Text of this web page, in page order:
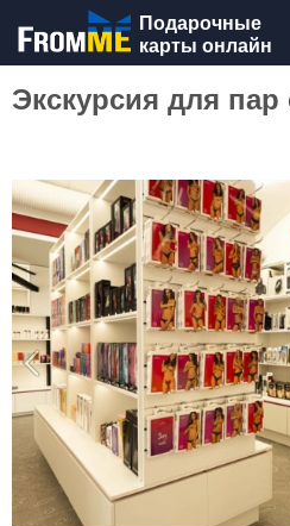
Подарочные
карты онлайн
Экскурсия для пар
Previous